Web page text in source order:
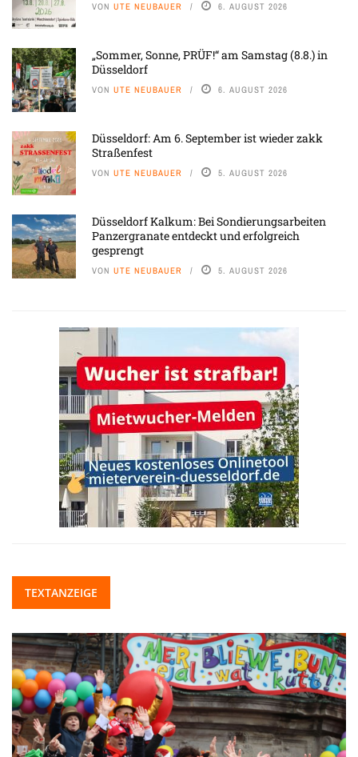
VON UTE NEUBAUER 6. AUGUST 2026
„Sommer, Sonne, PRÜF!“ am Samstag (8.8.) in
Düsseldorf
VON UTE NEUBAUER 6. AUGUST 2026
Düsseldorf: Am 6. September ist wieder zakk
Straßenfest
VON UTE NEUBAUER 5. AUGUST 2026
Düsseldorf Kalkum: Bei Sondierungsarbeiten
Panzergranate entdeckt und erfolgreich
gesprengt
VON UTE NEUBAUER 5. AUGUST 2026
TEXTANZEIGE